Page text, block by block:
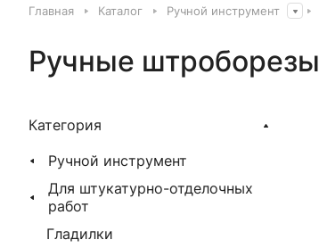
Главная Каталог Ручной инструмент
Ручные штроборезы
Категория
Ручной инструмент
Для штукатурно-отделочных
работ
Гладилки